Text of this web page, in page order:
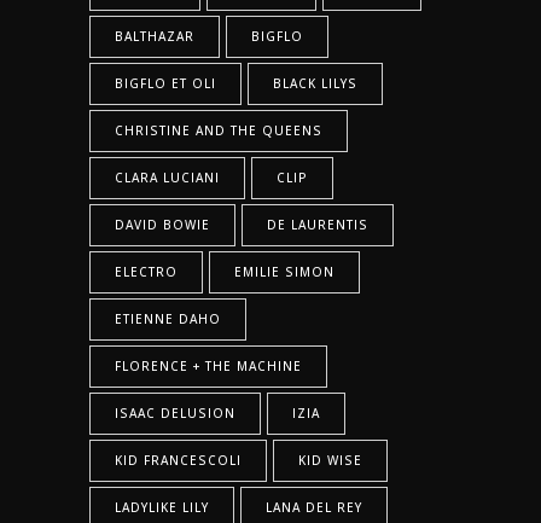
BALTHAZAR BIGFLO
BIGFLO ET OLI BLACK LILYS
CHRISTINE AND THE QUEENS
CLARA LUCIANI CLIP
DAVID BOWIE DE LAURENTIS
ELECTRO EMILIE SIMON
ETIENNE DAHO
FLORENCE + THE MACHINE
ISAAC DELUSION IZIA
KID FRANCESCOLI KID WISE
LADYLIKE LILY LANA DEL REY